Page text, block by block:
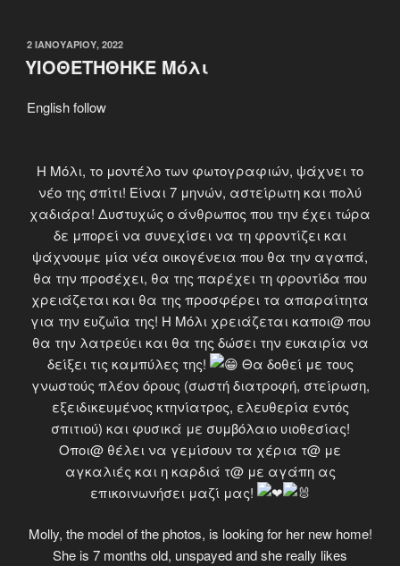
ΔΗΜΟΣΙΕΎΤΗΚΕ
ΣΤΙΣ
2 ΙΑΝΟΥΑΡΊΟΥ, 2022
ΥΙΟΘΕΤΗΘΗΚΕ Μόλι
English follow
Η Μόλι, το μοντέλο των φωτογραφιών, ψάχνει το
νέο της σπίτι! Είναι 7 μηνών, αστείρωτη και πολύ
χαδιάρα! Δυστυχώς ο άνθρωπος που την έχει τώρα
δε μπορεί να συνεχίσει να τη φροντίζει και
ψάχνουμε μία νέα οικογένεια που θα την αγαπά,
θα την προσέχει, θα της παρέχει τη φροντίδα που
χρειάζεται και θα της προσφέρει τα απαραίτητα
για την ευζωΐα της! Η Μόλι χρειάζεται καποι@ που
θα την λατρεύει και θα της δώσει την ευκαιρία να
δείξει τις καμπύλες της!
Θα δοθεί με τους
γνωστούς πλέον όρους (σωστή διατροφή, στείρωση,
εξειδικευμένος κτηνίατρος, ελευθερία εντός
σπιτιού) και φυσικά με συμβόλαιο υιοθεσίας!
Οποι@ θέλει να γεμίσουν τα χέρια τ@ με
αγκαλιές και η καρδιά τ@ με αγάπη ας
επικοινωνήσει μαζί μας!
Molly, the model of the photos, is looking for her new home!
She is 7 months old, unspayed and she really likes